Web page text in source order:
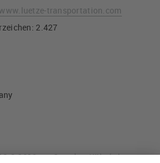
www.luetze-transportation.com
2.427
am Standort Köln (v.l.n.r.: